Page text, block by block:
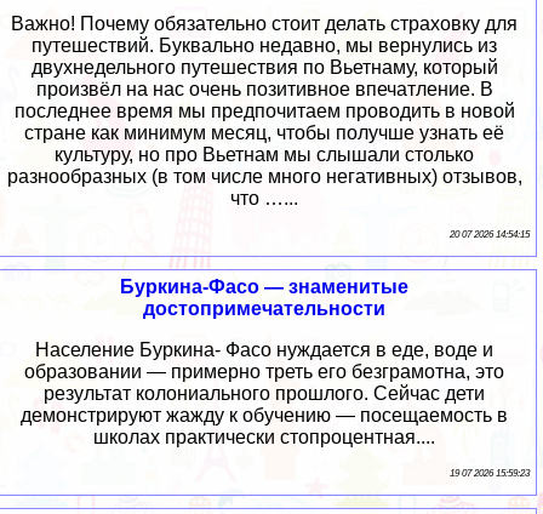
Важно! Почему обязательно стоит делать страховку для
путешествий. Буквально недавно, мы вернулись из
двухнедельного путешествия по Вьетнаму, который
произвёл на нас очень позитивное впечатление. В
последнее время мы предпочитаем проводить в новой
стране как минимум месяц, чтобы получше узнать её
культуру, но про Вьетнам мы слышали столько
разнообразных (в том числе много негативных) отзывов,
что …...
20 07 2026 14:54:15
Буркина-Фасо — знаменитые
достопримечательности
Население Буркина- Фасо нуждается в еде, воде и
образовании — примерно треть его безграмотна, это
результат колониального прошлого. Сейчас дети
демонстрируют жажду к обучению — посещаемость в
школах практически стопроцентная....
19 07 2026 15:59:23